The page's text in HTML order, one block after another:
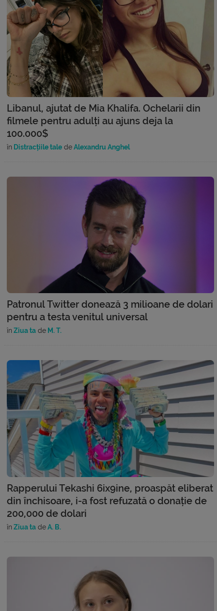
Libanul, ajutat de Mia Khalifa. Ochelarii din
filmele pentru adulți au ajuns deja la
100.000$
în Distracțiile tale deAlexandru Anghel
Patronul Twitter donează 3 milioane de dolari
pentru a testa venitul universal
în Ziua ta de M. T.
Rapperului Tekashi 6ix9ine, proaspăt eliberat
din închisoare, i-a fost refuzată o donație de
200,000 de dolari
în Ziua ta deA. B.